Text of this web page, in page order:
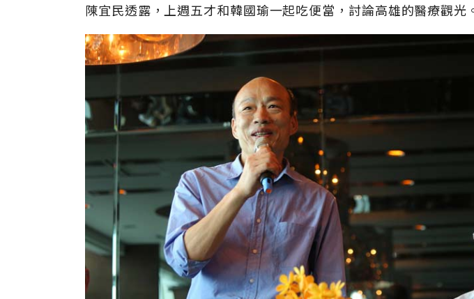
陳宜民透露，上週五才和韓國瑜一起吃便當，討論高雄的醫療觀光